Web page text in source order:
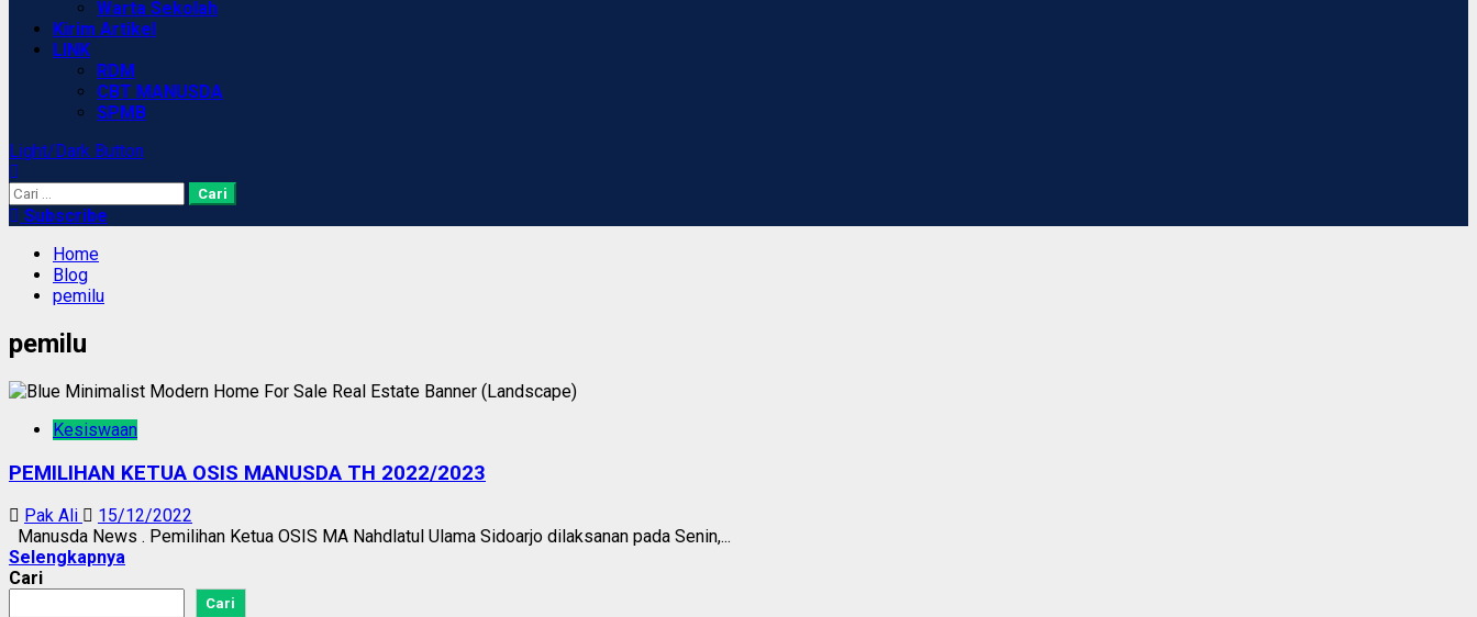
Warta Sekolah
Kirim Artikel
LINK
RDM
CBT MANUSDA
SPMB
Light/Dark Button
Cari
untuk:
Subscribe
Home
Blog
pemilu
pemilu
Kesiswaan
PEMILIHAN KETUA OSIS MANUSDA TH 2022/2023
Pak Ali
15/12/2022
Manusda News . Pemilihan Ketua OSIS MA Nahdlatul Ulama Sidoarjo dilaksanan pada Senin,...
Selengkapnya
Cari
Cari